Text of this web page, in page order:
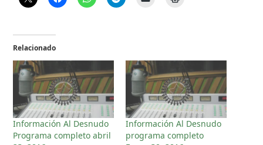
Relacionado
Información Al Desnudo
Programa completo abril
Información Al Desnudo
programa completo